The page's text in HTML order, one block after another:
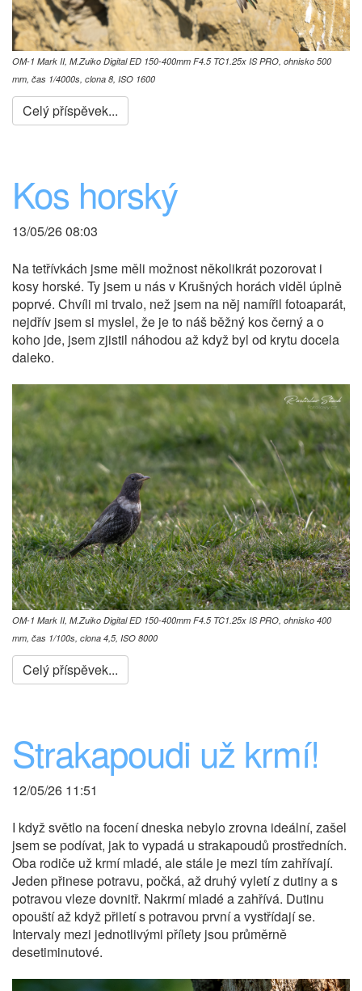
OM-1 Mark II, M.Zuiko Digital ED 150-400mm F4.5 TC1.25x IS PRO, ohnisko 500
mm, čas 1/4000s, clona 8, ISO 1600
Celý příspěvek...
Kos horský
13/05/26 08:03
Na tetřívkách jsme měli možnost několikrát pozorovat i
kosy horské. Ty jsem u nás v Krušných horách viděl úplně
poprvé. Chvíli mi trvalo, než jsem na něj namířil fotoaparát,
nejdřív jsem si myslel, že je to náš běžný kos černý a o
koho jde, jsem zjistil náhodou až když byl od krytu docela
daleko.
OM-1 Mark II, M.Zuiko Digital ED 150-400mm F4.5 TC1.25x IS PRO, ohnisko 400
mm, čas 1/100s, clona 4,5, ISO 8000
Celý příspěvek...
Strakapoudi už krmí!
12/05/26 11:51
I když světlo na focení dneska nebylo zrovna ideální, zašel
jsem se podívat, jak to vypadá u strakapoudů prostředních.
Oba rodiče už krmí mladé, ale stále je mezi tím zahřívají.
Jeden přinese potravu, počká, až druhý vyletí z dutiny a s
potravou vleze dovnitř. Nakrmí mladé a zahřívá. Dutinu
opouští až když přiletí s potravou první a vystřídají se.
Intervaly mezi jednotlivými přílety jsou průměrně
desetiminutové.